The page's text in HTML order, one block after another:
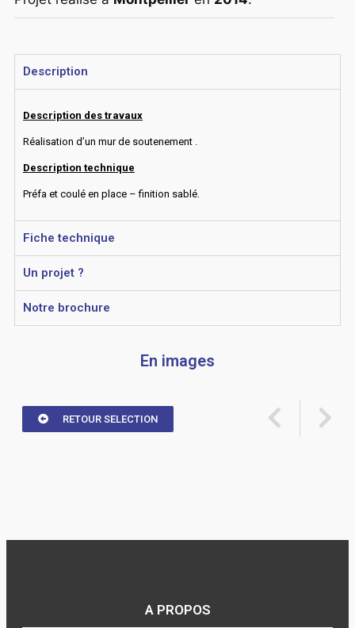
Description
Description des travaux
Réalisation d’un mur de soutenement .
Description technique
Préfa et coulé en place – finition sablé.
Fiche technique
Un projet ?
Notre brochure
En images
RETOUR SELECTION
A PROPOS